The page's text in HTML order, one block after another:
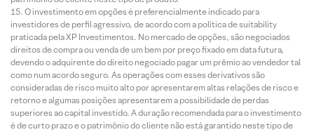
O investimento em opções é preferencialmente indicado para
investidores de perfil agressivo, de acordo com a política de suitability
praticada pela XP Investimentos. No mercado de opções, são negociados
direitos de compra ou venda de um bem por preço fixado em data futura,
devendo o adquirente do direito negociado pagar um prêmio ao vendedor tal
como num acordo seguro. As operações com esses derivativos são
consideradas de risco muito alto por apresentarem altas relações de risco e
retorno e algumas posições apresentarem a possibilidade de perdas
superiores ao capital investido. A duração recomendada para o investimento
é de curto prazo e o patrimônio do cliente não está garantido neste tipo de